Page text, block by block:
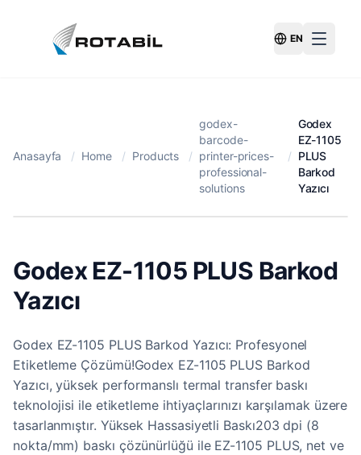
Switch
EN
Anasayfa / Home / Products /
godex-
barcode-
printer-prices-
professional-
solutions
/
Godex
EZ-1105
PLUS
Barkod
Yazıcı
Godex EZ-1105 PLUS Barkod
Yazıcı
Godex EZ-1105 PLUS Barkod Yazıcı: Profesyonel
Etiketleme Çözümü!Godex EZ-1105 PLUS Barkod
Yazıcı, yüksek performanslı termal transfer baskı
teknolojisi ile etiketleme ihtiyaçlarınızı karşılamak üzere
tasarlanmıştır. Yüksek Hassasiyetli Baskı203 dpi (8
nokta/mm) baskı çözünürlüğü ile EZ-1105 PLUS, net ve